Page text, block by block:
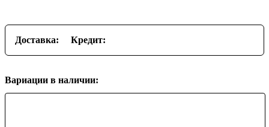
Доставка: Кредит:
Вариации в наличии: